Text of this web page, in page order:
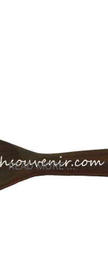
READ MORE ...